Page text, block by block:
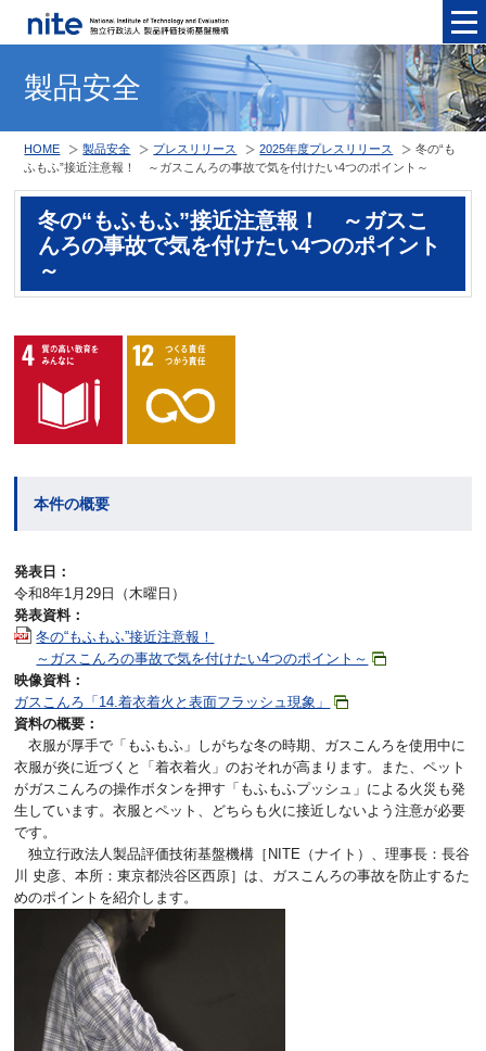
製品安全
HOME 製品安全 プレスリリース 2025年度プレスリリース
冬の“も
ふもふ”接近注意報！ ～ガスこんろの事故で気を付けたい4つのポイント～
冬の“もふもふ”接近注意報！ ～ガスこ
んろの事故で気を付けたい4つのポイント
～
本件の概要
発表日：
令和8年1月29日（木曜日）
発表資料：
冬の“もふもふ”接近注意報！
～ガスこんろの事故で気を付けたい4つのポイント～
映像資料：
ガスこんろ「14.着衣着火と表面フラッシュ現象」
資料の概要：
衣服が厚手で「もふもふ」しがちな冬の時期、ガスこんろを使用中に
衣服が炎に近づくと「着衣着火」のおそれが高まります。また、ペット
がガスこんろの操作ボタンを押す「もふもふプッシュ」による火災も発
生しています。衣服とペット、どちらも火に接近しないよう注意が必要
です。
独立行政法人製品評価技術基盤機構［NITE（ナイト）、理事長：長谷
川 史彦、本所：東京都渋谷区西原］は、ガスこんろの事故を防止するた
めのポイントを紹介します。